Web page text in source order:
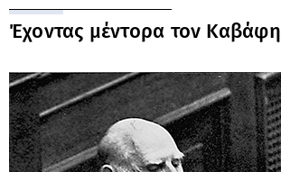
Έχοντας μέντορα τον Καβάφη